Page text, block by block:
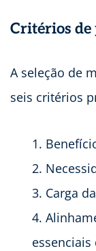
Critérios
A seleção de
seis critérios
Carga
essenciais